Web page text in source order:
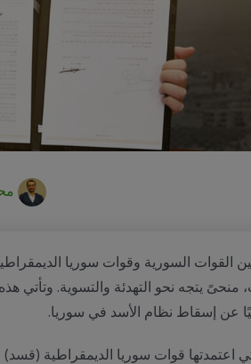
عن إسقاط نظام الأسد في سوريا.